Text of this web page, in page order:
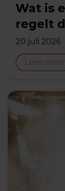
Wat is
regelt
20 juli 2026
Lees meer